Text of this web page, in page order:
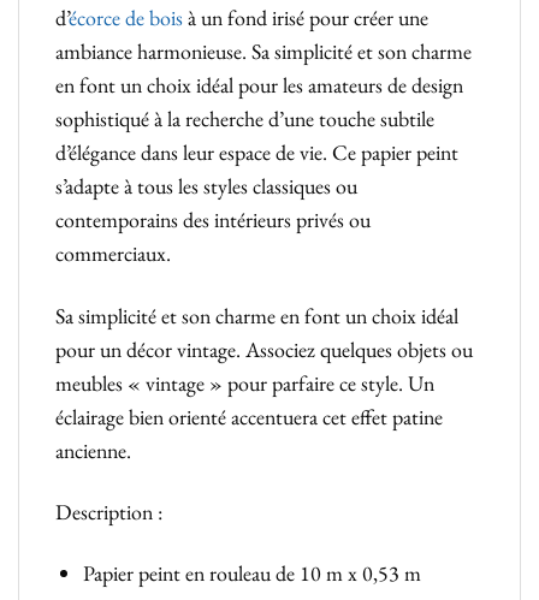
d’écorce de boisà un fond irisé pour créer une
ambiance harmonieuse. Sa simplicité et son charme
en font un choix idéal pour les amateurs de design
sophistiqué à la recherche d’une touche subtile
d’élégance dans leur espace de vie. Ce papier peint
s’adapte à tous les styles classiques ou
contemporains des intérieurs privés ou
commerciaux.
Sa simplicité et son charme en font un choix idéal
pour un décor vintage. Associez quelques objets ou
meubles « vintage » pour parfaire ce style. Un
éclairage bien orienté accentuera cet effet patine
ancienne.
Description :
Papier peint en rouleau de 10 m x 0,53 m